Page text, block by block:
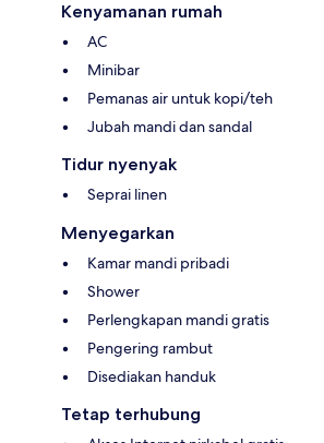
Kenyamanan rumah
AC
Minibar
Pemanas air untuk kopi/teh
Jubah mandi dan sandal
Tidur nyenyak
Seprai linen
Menyegarkan
Kamar mandi pribadi
Shower
Perlengkapan mandi gratis
Pengering rambut
Disediakan handuk
Tetap terhubung